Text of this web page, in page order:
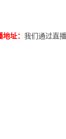
址： 我们通过直